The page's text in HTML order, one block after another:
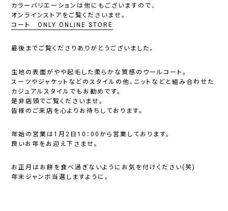
カラーバリエーションは他にもございますので、
オンラインストアをご覧くださいませ。
コート ONLY ONLINE STORE
最後までご覧くださりありがとうございました。
生地の表面がやや起毛した柔らかな質感のウールコート。
スーツやジャケットなどのスタイルの他、ニットなどと組み合わせた
カジュアルスタイルでもお勧めです。
是非店頭でご覧くださいませ。
皆様のご来店を心よりお待ちしております。
年始の営業は1月2日10：00から営業しております。
良いお年をお迎え下さませ。
お正月はお餅を食べ過ぎないようにお気を付けください(笑)
年末ジャンボ当選しますように。